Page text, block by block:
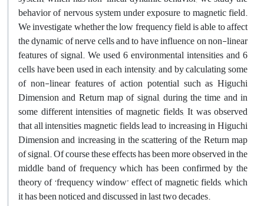
behavior of nervous system under exposure to magnetic field.
We investigate whether the low frequency field is able to affect
the dynamic of nerve cells and to have influence on non-linear
features of signal. We used 6 environmental intensities and 6
cells have been used in each intensity, and by calculating some
of non-linear features of action potential such as Higuchi
Dimension and Return map of signal, during the time and in
some different intensities of magnetic fields, It was observed
that all intensities magnetic fields lead to increasing in Higuchi
Dimension and increasing in the scattering of the Return map
of signal. Of course these effects has been more observed in the
middle band of frequency which has been confirmed by the
theory of ‘frequency window’ effect of magnetic fields, which
it has been noticed and discussed in last two decades.